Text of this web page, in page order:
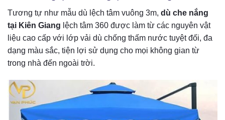
Tương tự như mẫu dù lệch tâm vuông 3m, dù che nắng
tại Kiên Giang lệch tâm 360 được làm từ các nguyên vật
liệu cao cấp với lớp vải dù chống thấm nước tuyệt đối, đa
dạng màu sắc, tiện lợi sử dụng cho mọi không gian từ
trong nhà đến ngoài trời.